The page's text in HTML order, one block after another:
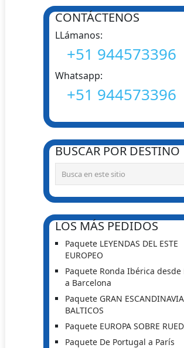
CONTÁCTENOS
LLámanos:
+51 944573396
Whatsapp:
+51 944573396
BUSCAR POR DESTINO
LOS MÁS PEDIDOS
Paquete LEYENDAS DEL ESTE
EUROPEO
Paquete Ronda Ibérica
a Barcelona
Paquete GRAN
BALTICOS
Paquete EUROPA SOBRE
Paquete De Portugal a París